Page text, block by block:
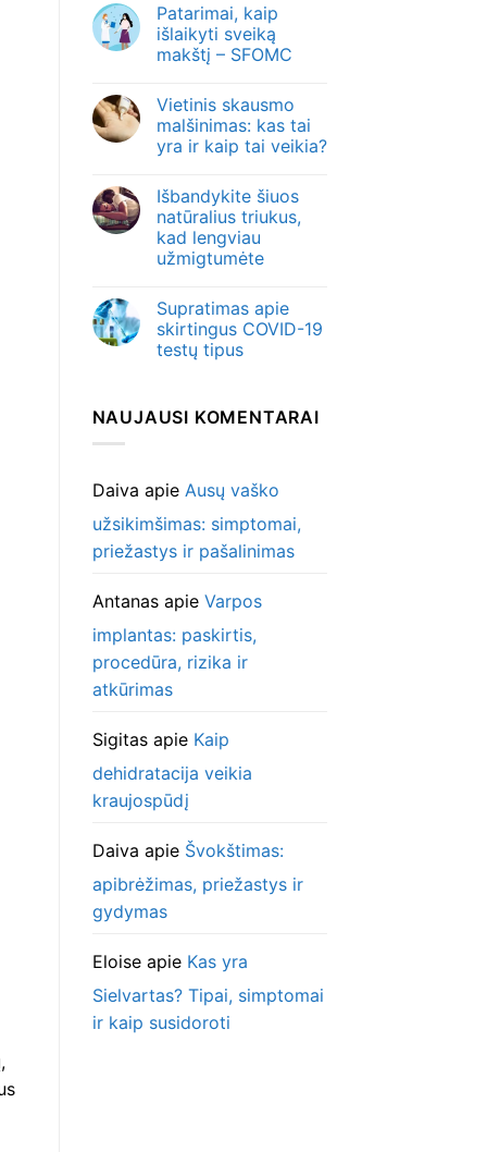
Patarimai, kaip
išlaikyti sveiką
makštį – SFOMC
Vietinis skausmo
malšinimas: kas tai
yra ir kaip tai veikia?
Išbandykite šiuos
natūralius triukus,
kad lengviau
užmigtumėte
Supratimas apie
skirtingus COVID-19
testų tipus
NAUJAUSI KOMENTARAI
Daiva apie Ausų vaško
užsikimšimas: simptomai,
priežastys ir pašalinimas
Antanasapie Varpos
implantas: paskirtis,
procedūra, rizika ir
atkūrimas
Sigitasapie Kaip
dehidratacija veikia
kraujospūdį
Daiva apie Švokštimas:
apibrėžimas, priežastys ir
gydymas
Eloiseapie Kas yra
Sielvartas? Tipai, simptomai
ir kaip susidoroti